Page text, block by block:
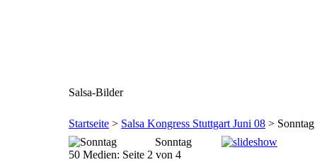
Salsa-Bilder
Startseite > Salsa Kongress Stuttgart Juni 08 > Sonntag
Sonntag
50 Medien: Seite 2 von 4